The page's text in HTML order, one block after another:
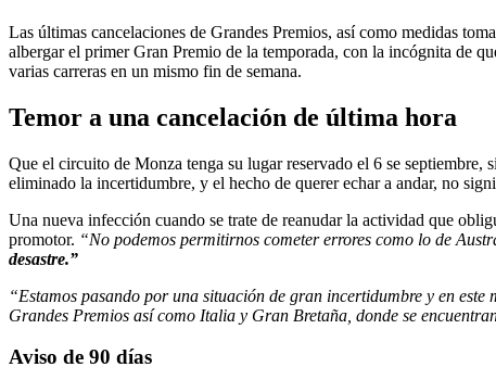
Las últimas cancelaciones de Grandes Premios, así como medidas
albergar el primer Gran Premio de la temporada, con la incógnita de
varias carreras en un mismo fin de semana.
Temor a una cancelación de última hora
Que el circuito de Monza tenga su lugar reservado el 6 se
eliminado la incertidumbre, y el hecho de querer echar a andar, no
Una nueva infección cuando se trate de reanudar la actividad que
promotor. “No podemos permitirnos cometer errores como lo de
desastre.”
“Estamos pasando por una situación de gran incertidumbre y en
Grandes Premios así como Italia y Gran Bretaña, donde se
Aviso de 90 días